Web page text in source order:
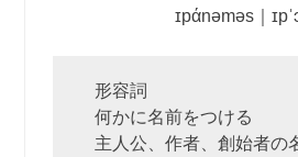
ɪpάnəməs｜
形容詞
何かに名前をつける
主人公、作者、創始者の